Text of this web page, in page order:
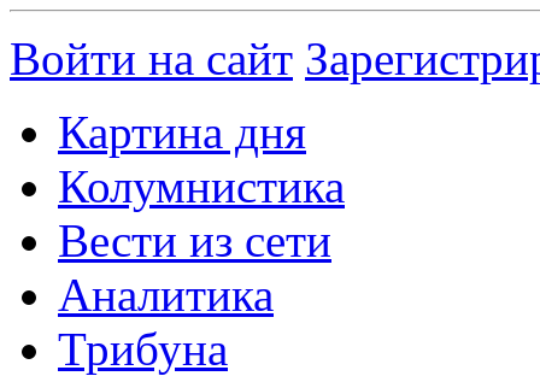
Войти на сайт
Картина дня
Колумнистика
Вести из сети
Аналитика
Трибуна